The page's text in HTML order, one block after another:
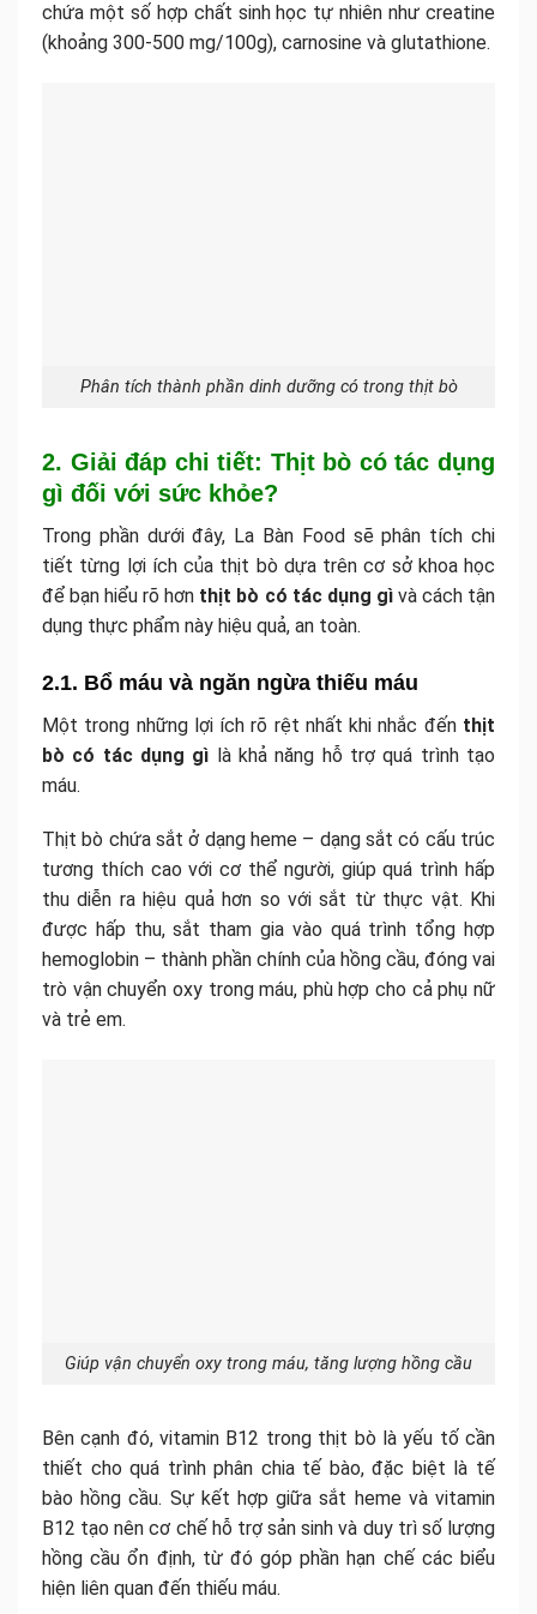
chứa một số hợp chất sinh học tự nhiên như creatine
(khoảng 300-500 mg/100g), carnosine và glutathione.
Phân tích thành phần dinh dưỡng có trong thịt bò
2. Giải đáp chi tiết: Thịt bò có tác dụng
gì đối với sức khỏe?
Trong phần dưới đây, La Bàn Food sẽ phân tích chi
tiết từng lợi ích của thịt bò dựa trên cơ sở khoa học
để bạn hiểu rõ hơn thịt bò có tác dụng gìvà cách tận
dụng thực phẩm này hiệu quả, an toàn.
2.1. Bổ máu và ngăn ngừa thiếu máu
Một trong những lợi ích rõ rệt nhất khi nhắc đến thịt
bò có tác dụng gì là khả năng hỗ trợ quá trình tạo
máu.
Thịt bò chứa sắt ở dạng heme – dạng sắt có cấu trúc
tương thích cao với cơ thể người, giúp quá trình hấp
thu diễn ra hiệu quả hơn so với sắt từ thực vật. Khi
được hấp thu, sắt tham gia vào quá trình tổng hợp
hemoglobin – thành phần chính của hồng cầu, đóng vai
trò vận chuyển oxy trong máu, phù hợp cho cả phụ nữ
và trẻ em.
Giúp vận chuyển oxy trong máu, tăng lượng hồng cầu
Bên cạnh đó, vitamin B12 trong thịt bò là yếu tố cần
thiết cho quá trình phân chia tế bào, đặc biệt là tế
bào hồng cầu. Sự kết hợp giữa sắt heme và vitamin
B12 tạo nên cơ chế hỗ trợ sản sinh và duy trì số lượng
hồng cầu ổn định, từ đó góp phần hạn chế các biểu
hiện liên quan đến thiếu máu.